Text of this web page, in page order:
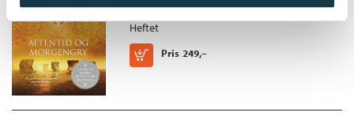
Kingsbridge /Ken Follett
Heftet
Pris 249,–
Kjøp